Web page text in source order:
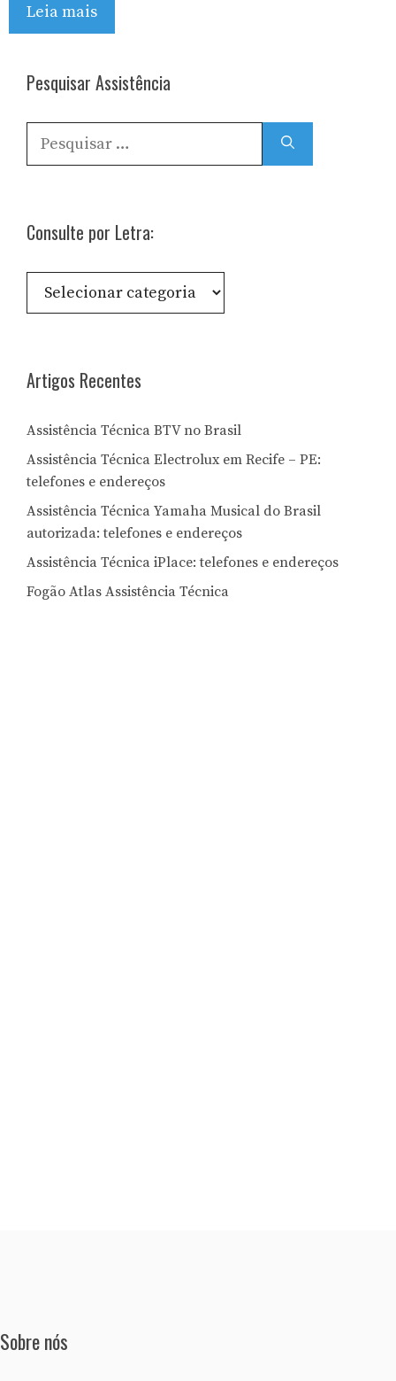
Leia mais
Pesquisar Assistência
Pesquisar
por:
Consulte por Letra:
Consulte
Artigos Recentes
Assistência Técnica BTV no Brasil
Assistência Técnica Electrolux em Recife – PE:
telefones e endereços
Assistência Técnica Yamaha Musical do Brasil
autorizada: telefones e endereços
Assistência Técnica iPlace: telefones e endereços
Fogão Atlas Assistência Técnica
Sobre nós